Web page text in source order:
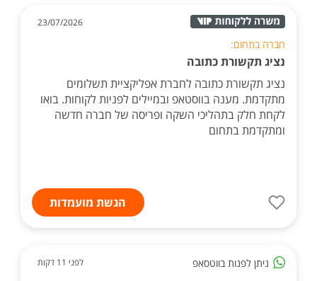
23/07/2026
חברה בתחום:
נציג תקשורת כתובה
נציג תקשורת כתובה לחברת אפליקציית תשלומים
מתקדמת. מענה בווסטאפ ובמיילים לפניות לקוחות. בואו
לקחת חלק בתהליכי השקה ופריסה של חברה חדשה
ומתקדמת בתחום
הגשת מועמדות
ניתן לפנות בווטסאפ לפני 11 דקות